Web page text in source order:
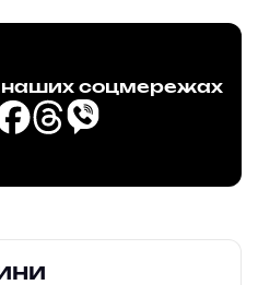
наших соцмережах